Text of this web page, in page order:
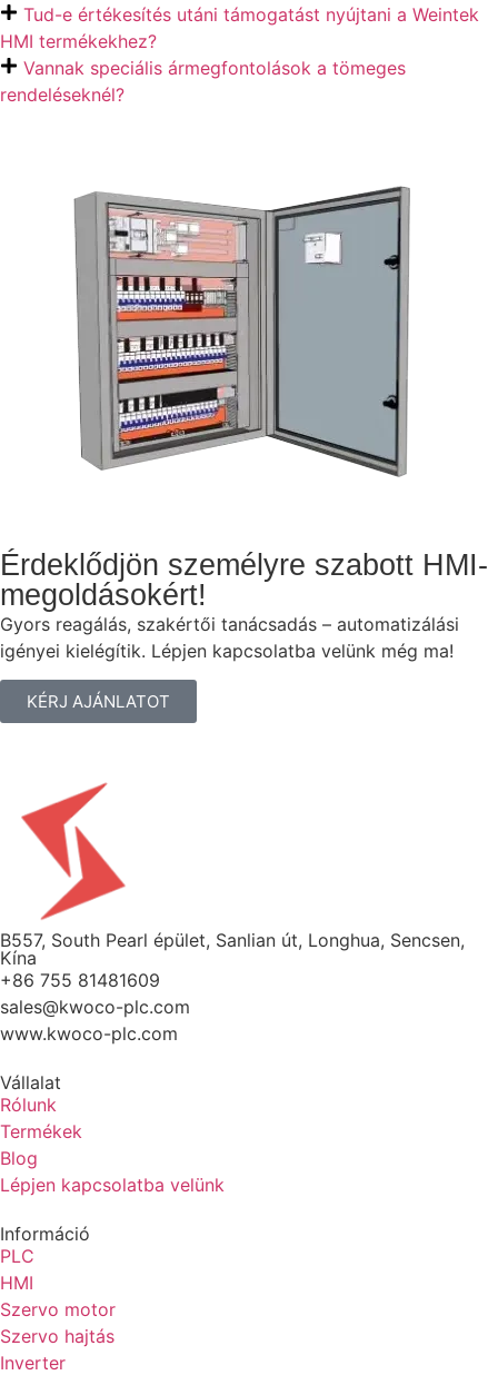
Tud-e értékesítés utáni támogatást nyújtani a Weintek
HMI termékekhez?
Vannak speciális ármegfontolások a tömeges
rendeléseknél?
Érdeklődjön személyre szabott HMI-
megoldásokért!
Gyors reagálás, szakértői tanácsadás – automatizálási
igényei kielégítik. Lépjen kapcsolatba velünk még ma!
KÉRJ AJÁNLATOT
B557, South Pearl épület, Sanlian út, Longhua, Sencsen,
Kína
+86 755 81481609
sales@kwoco-plc.com
www.kwoco-plc.com
Vállalat
Rólunk
Termékek
Blog
Lépjen kapcsolatba velünk
Információ
PLC
HMI
Szervo motor
Szervo hajtás
Inverter